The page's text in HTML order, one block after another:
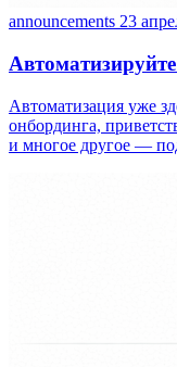
announcements 23
Автоматизация уже
онбординга,
и многое другое —